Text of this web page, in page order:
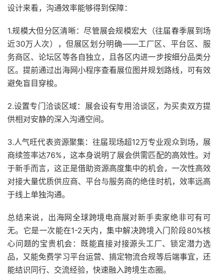
设计来看，沟通效率能够得到保障：
1.规模大但分区清晰：尽管展会规模宏大（往届春季展到场
近30万人次），但展区划分明确——工厂区、平台区、服
务商区、论坛区等各自独立，且各区内进一步按细分品类分
区。提前通过出海网小程序查看展位图并规划路线，可有效
避免盲目穿梭。
2.设置专门洽谈区域：展会设有专用洽谈区，为买卖双方提
供相对安静的深入沟通空间。
3.人气旺代表资源聚集：往届现场超12万专业观众到场，展
商续签率达76%，这本身说明了展会供需匹配的高效性。对
于新手而言，这正是借助资源高度集中的机会，一次性高效
对接大量优质供应商、平台与服务商的绝佳时机，效率远高
于线上单独沟通。
总结来说，出海网全球跨境电商展对新手卖家绝非可有可
无。它是一次能在1-2天内，集中解决跨境入门阶段80%核
心问题的宝贵机会：既能直接对接源头工厂、锁定潜力选
品，又能免费学习平台运营、搞定物流合规等后端事宜，还
能结识同行、交流经验，快速融入跨境生态圈。